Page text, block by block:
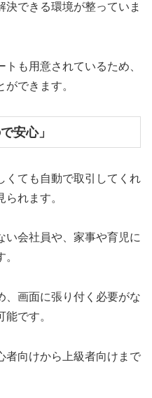
決できる環境が整っていま
も用意されているため、
できます。
安心」
くても自動で取引してくれ
れます。
い会社員や、家事や育児に
、画面に張り付く必要がな
です。
者向けから上級者向けまで